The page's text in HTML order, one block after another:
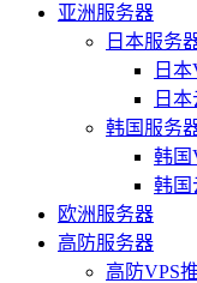
亚洲服务器
日本服务
日
日
韩国服务
韩国
韩国
欧洲服务器
高防服务器
高防VPS